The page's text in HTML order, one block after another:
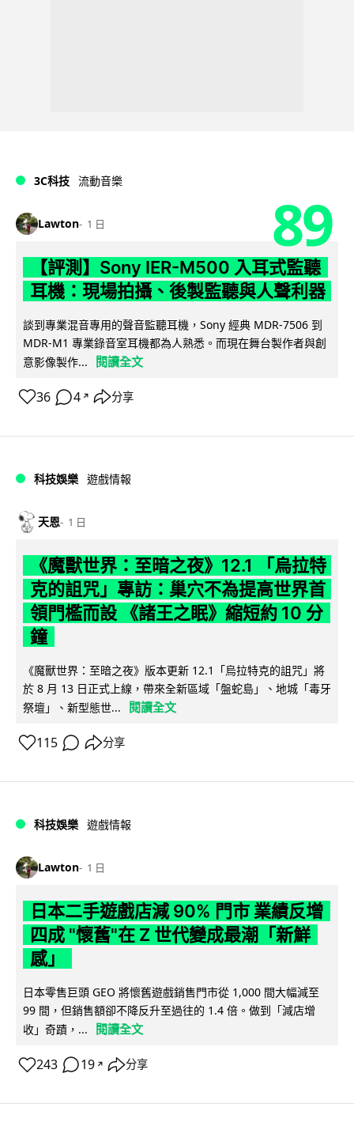
3C科技 流動音樂
Lawton 1 日 89
【評測】Sony IER-M500 入耳式監聽
耳機：現場拍攝、後製監聽與人聲利器
談到專業混音專用的聲音監聽耳機，Sony 經典 MDR-7506 到
MDR-M1 專業錄音室耳機都為人熟悉。而現在舞台製作者與創
意影像製作...
閱讀全文
36 4 ↗ 分享
科技娛樂 遊戲情報
天恩 1 日
《魔獸世界：至暗之夜》12.1 「烏拉特
克的詛咒」專訪：巢穴不為提高世界首
領門檻而設 《諸王之眠》縮短約 10 分
鐘
《魔獸世界：至暗之夜》版本更新 12.1「烏拉特克的詛咒」將
於 8 月 13 日正式上線，帶來全新區域「盤蛇島」、地城「毒牙
祭壇」、新型態世...
閱讀全文
115 分享
科技娛樂 遊戲情報
Lawton 1 日
日本二手遊戲店減 90% 門市 業績反增
四成 "懷舊"在 Z 世代變成最潮「新鮮
感」
日本零售巨頭 GEO 將懷舊遊戲銷售門市從 1,000 間大幅減至
99 間，但銷售額卻不降反升至過往的 1.4 倍。做到「減店增
收」奇蹟，...
閱讀全文
243 19 ↗ 分享